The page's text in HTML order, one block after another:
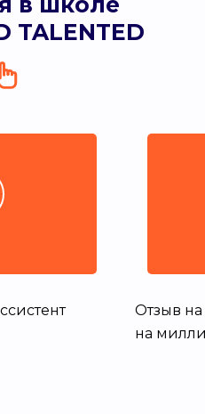
TALENTED
Отзыв на
на